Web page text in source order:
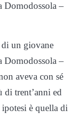
Domodossola –
di un giovane
Domodossola –
aveva con sé
di trent’anni ed
è quella di